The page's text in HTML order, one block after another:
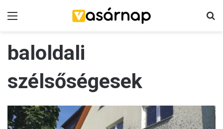
baloldali
szélsőségesek